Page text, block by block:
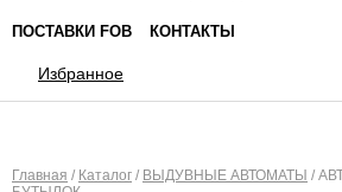
ПОСТАВКИ FOB КОНТАКТЫ
Избранное
Главная / Каталог / ВЫДУВНЫЕ АВТОМАТЫ /